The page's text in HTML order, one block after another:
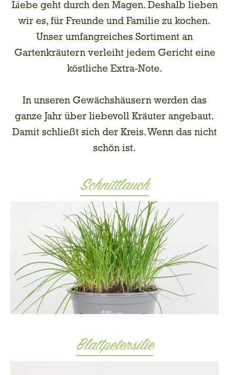
Liebe geht durch den Magen. Deshalb lieben
wir es, für Freunde und Familie zu kochen.
Unser umfangreiches Sortiment an
Gartenkräutern verleiht jedem Gericht eine
köstliche Extra-Note.
In unseren Gewächshäusern werden das
ganze Jahr über liebevoll Kräuter angebaut.
Damit schließt sich der Kreis. Wenn das nicht
schön ist.
Schnittlauch
Blattpetersilie